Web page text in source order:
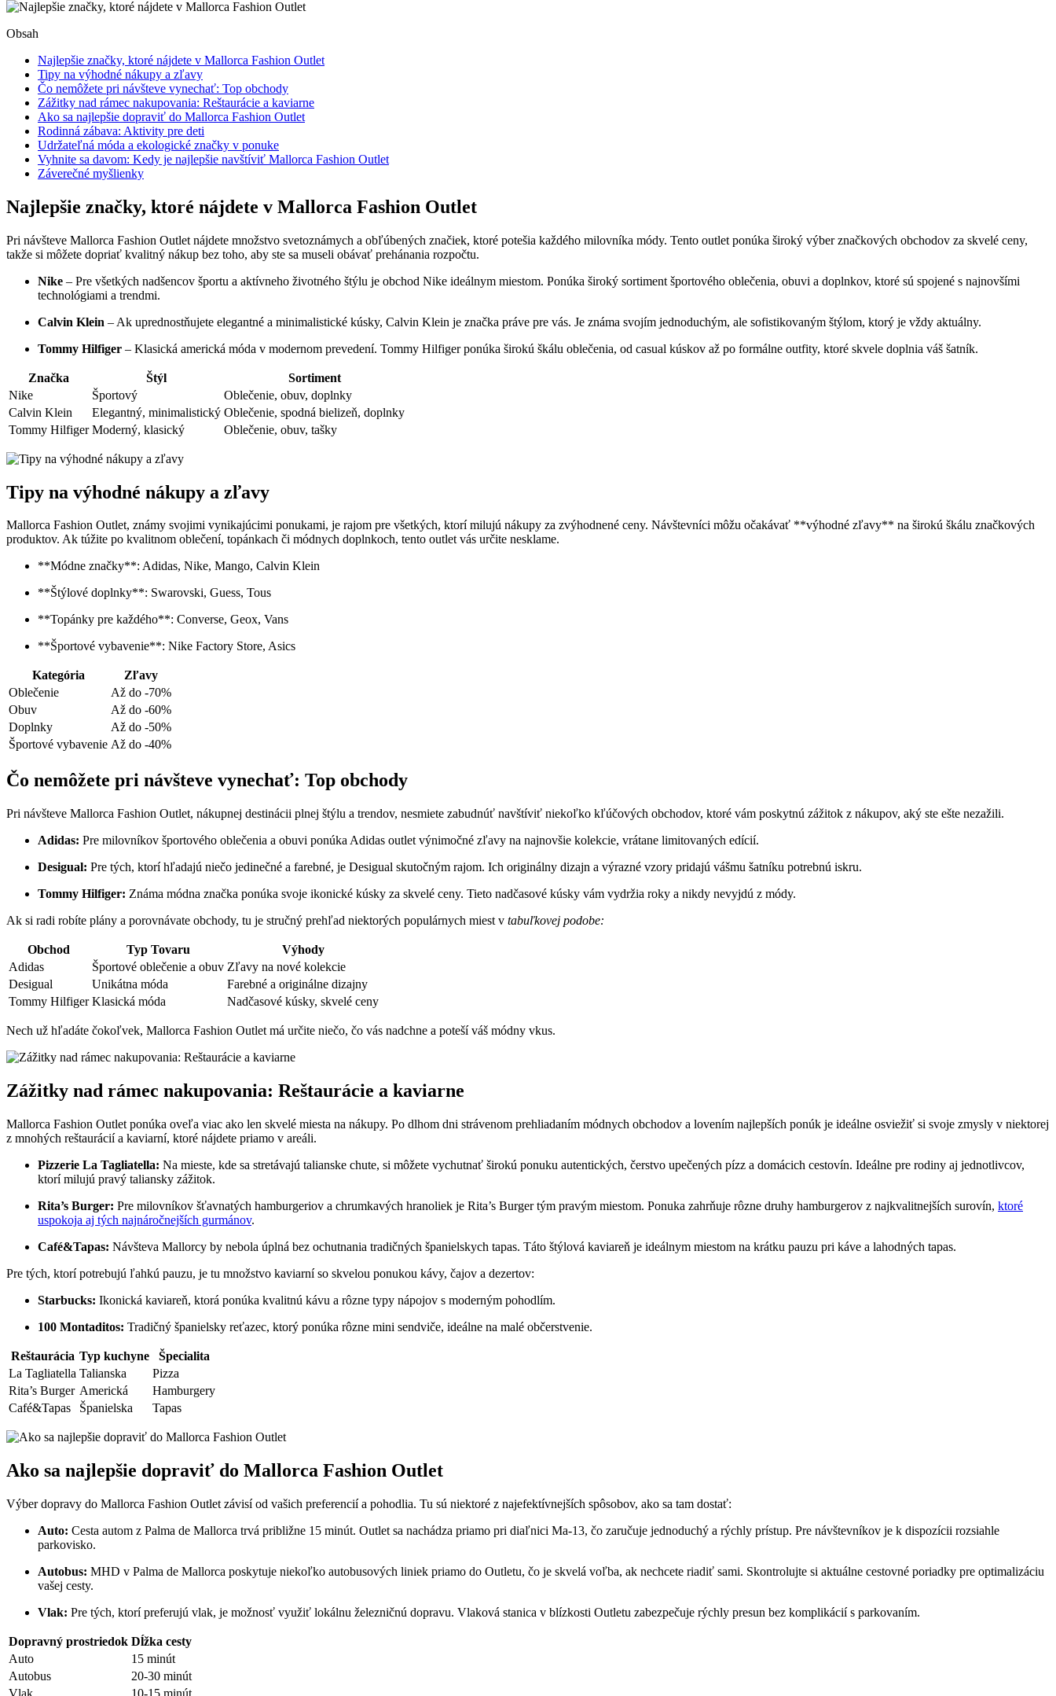
Obsah
Najlepšie značky, ktoré nájdete v Mallorca Fashion Outlet
Tipy na výhodné nákupy a zľavy
Čo nemôžete pri návšteve vynechať: Top obchody
Zážitky nad rámec nakupovania: Reštaurácie a kaviarne
Ako sa najlepšie dopraviť do Mallorca Fashion Outlet
Rodinná zábava: Aktivity pre deti
Udržateľná móda a ekologické značky v ponuke
Vyhnite sa davom: Kedy je najlepšie navštíviť Mallorca Fashion Outlet
Záverečné myšlienky
Najlepšie značky, ktoré nájdete v Mallorca Fashion Outlet
Pri návšteve Mallorca Fashion Outlet nájdete množstvo svetoznámych a obľúbených značiek, ktoré potešia každého milovníka módy. Tento outlet ponúka široký výber značkových obchodov za skvelé ceny,
takže si môžete dopriať kvalitný nákup bez toho, aby ste sa museli obávať prehánania rozpočtu.
Nike – Pre všetkých nadšencov športu a aktívneho životného štýlu je obchod Nike ideálnym miestom. Ponúka široký sortiment športového oblečenia, obuvi a doplnkov, ktoré sú spojené s najnovšími
technológiami a trendmi.
Calvin Klein – Ak uprednostňujete elegantné a minimalistické kúsky, Calvin Klein je značka práve pre vás. Je známa svojím jednoduchým, ale sofistikovaným štýlom, ktorý je vždy aktuálny.
Tommy Hilfiger – Klasická americká móda v modernom prevedení. Tommy Hilfiger ponúka širokú škálu oblečenia, od casual kúskov až po formálne outfity, ktoré skvele doplnia váš šatník.
Značka Štýl
Sortiment
Nike
Športový
Oblečenie, obuv, doplnky
Calvin Klein
Elegantný, minimalistický Oblečenie, spodná bielizeň, doplnky
Tommy Hilfiger Moderný, klasický Oblečenie, obuv, tašky
Tipy na výhodné nákupy a zľavy
Mallorca Fashion Outlet, známy svojimi vynikajúcimi ponukami, je rajom pre všetkých, ktorí milujú nákupy za zvýhodnené ceny. Návštevníci môžu očakávať **výhodné zľavy** na širokú škálu značkových
produktov. Ak túžite po kvalitnom oblečení, topánkach či módnych doplnkoch, tento outlet vás určite nesklame.
**Módne značky**: Adidas, Nike, Mango, Calvin Klein
**Štýlové doplnky**: Swarovski, Guess, Tous
**Topánky pre každého**: Converse, Geox, Vans
**Športové vybavenie**: Nike Factory Store, Asics
Kategória
Zľavy
Oblečenie
Až do -70%
Obuv
Až do -60%
Doplnky
Až do -50%
Športové vybavenie Až do -40%
Čo nemôžete pri návšteve vynechať: Top obchody
Pri návšteve Mallorca Fashion Outlet, nákupnej destinácii plnej štýlu a trendov, nesmiete zabudnúť navštíviť niekoľko kľúčových obchodov, ktoré vám poskytnú zážitok z nákupov, aký ste ešte nezažili.
Adidas: Pre milovníkov športového oblečenia a obuvi ponúka Adidas outlet výnimočné zľavy na najnovšie kolekcie, vrátane limitovaných edícií.
Desigual: Pre tých, ktorí hľadajú niečo jedinečné a farebné, je Desigual skutočným rajom. Ich originálny dizajn a výrazné vzory pridajú vášmu šatníku potrebnú iskru.
Tommy Hilfiger: Známa módna značka ponúka svoje ikonické kúsky za skvelé ceny. Tieto nadčasové kúsky vám vydržia roky a nikdy nevyjdú z módy.
Ak si radi robíte plány a porovnávate obchody, tu je stručný prehľad niektorých populárnych miest v tabuľkovej podobe:
Obchod Typ Tovaru
Výhody
Adidas
Športové oblečenie a obuv Zľavy na nové kolekcie
Desigual
Unikátna móda
Farebné a originálne dizajny
Tommy Hilfiger Klasická móda Nadčasové kúsky, skvelé ceny
Nech už hľadáte čokoľvek, Mallorca Fashion Outlet má určite niečo, čo vás nadchne a poteší váš módny vkus.
Zážitky nad rámec nakupovania: Reštaurácie a kaviarne
Mallorca Fashion Outlet ponúka oveľa viac ako len skvelé miesta na nákupy. Po dlhom dni strávenom prehliadaním módnych obchodov a lovením najlepších ponúk je ideálne osviežiť si svoje zmysly v niektorej
z mnohých reštaurácií a kaviarní, ktoré nájdete priamo v areáli.
Pizzerie La Tagliatella: Na mieste, kde sa stretávajú talianske chute, si môžete vychutnať širokú ponuku autentických, čerstvo upečených pízz a domácich cestovín. Ideálne pre rodiny aj jednotlivcov,
ktorí milujú pravý taliansky zážitok.
Rita’s Burger: Pre milovníkov šťavnatých hamburgeriov a chrumkavých hranoliek je Rita’s Burger tým pravým miestom. Ponuka zahrňuje rôzne druhy hamburgerov z najkvalitnejších surovín, ktoré
uspokoja aj tých najnáročnejších gurmánov.
Café&Tapas: Návšteva Mallorcy by nebola úplná bez ochutnania tradičných španielskych tapas. Táto štýlová kaviareň je ideálnym miestom na krátku pauzu pri káve a lahodných tapas.
Pre tých, ktorí potrebujú ľahkú pauzu, je tu množstvo kaviarní so skvelou ponukou kávy, čajov a dezertov:
Starbucks: Ikonická kaviareň, ktorá ponúka kvalitnú kávu a rôzne typy nápojov s moderným pohodlím.
100 Montaditos: Tradičný španielsky reťazec, ktorý ponúka rôzne mini sendviče, ideálne na malé občerstvenie.
Reštaurácia Typ kuchyne
Špecialita
La Tagliatella Talianska
Pizza
Rita’s Burger Americká
Hamburgery
Café&Tapas
Španielska Tapas
Ako sa najlepšie dopraviť do Mallorca Fashion Outlet
Výber dopravy do Mallorca Fashion Outlet závisí od vašich preferencií a pohodlia. Tu sú niektoré z najefektívnejších spôsobov, ako sa tam dostať:
Auto: Cesta autom z Palma de Mallorca trvá približne 15 minút. Outlet sa nachádza priamo pri diaľnici Ma-13, čo zaručuje jednoduchý a rýchly prístup. Pre návštevníkov je k dispozícii rozsiahle
parkovisko.
Autobus: MHD v Palma de Mallorca poskytuje niekoľko autobusových liniek priamo do Outletu, čo je skvelá voľba, ak nechcete riadiť sami. Skontrolujte si aktuálne cestovné poriadky pre optimalizáciu
vašej cesty.
Vlak: Pre tých, ktorí preferujú vlak, je možnosť využiť lokálnu železničnú dopravu. Vlaková stanica v blízkosti Outletu zabezpečuje rýchly presun bez komplikácií s parkovaním.
Dopravný prostriedok Dĺžka cesty
Auto
15 minút
Autobus
20-30 minút
Vlak
10-15 minút